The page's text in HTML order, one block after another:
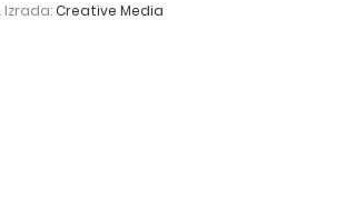
Creative Media